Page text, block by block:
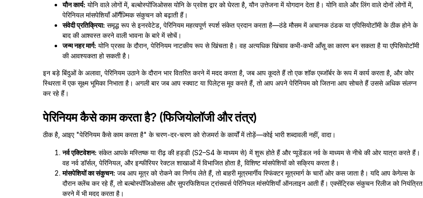
यौन कार्य: योनि वाले लोगों में, बल्बोस्पोंजिओसस योनि के प्रवेश द्वार को घेरता है, यौन उत्तेजना में योगदान देता है। योनि वाले और लिंग वाले दोनों लोगों में,
पेरिनियल मांसपेशियाँ ऑर्गैज़्मिक संकुचन को बढ़ाती हैं।
संवेदी प्रतिक्रिया: समृद्ध रूप से इनरवेटेड, पेरिनियम महत्वपूर्ण स्पर्श संकेत प्रदान करता है—ठंडे मौसम में अचानक ठंडक या एपिसियोटॉमी के ठीक होने के
बाद की आश्वस्त करने वाली भावना के बारे में सोचें।
जन्म नहर मार्ग: योनि प्रसव के दौरान, पेरिनियम नाटकीय रूप से खिंचता है। वह अत्यधिक खिंचाव कभी-कभी आँसू का कारण बन सकता है या एपिसियोटॉमी
की आवश्यकता हो सकती है।
इन बड़े बिंदुओं के अलावा, पेरिनियम उठाने के दौरान भार वितरित करने में मदद करता है, जब आप कूदते हैं तो एक शॉक एब्जॉर्बर के रूप में कार्य करता है, और कोर
स्थिरता में एक सूक्ष्म भूमिका निभाता है। अगली बार जब आप स्क्वाट या पिलेट्स मूव करते हैं, तो आप अपने पेरिनियम को जितना आप सोचते हैं उससे अधिक संलग्न
कर रहे हैं।
पेरिनियम कैसे काम करता है? (फिजियोलॉजी और तंत्र)
ठीक है, आइए "पेरिनियम कैसे काम करता है" के चरण-दर-चरण को रोजमर्रा के कार्यों में तोड़ें—कोई भारी शब्दावली नहीं, वादा।
नर्व एक्टिवेशन: संकेत आपके मस्तिष्क या रीढ़ की हड्डी (S2–S4 के माध्यम से) में शुरू होते हैं और प्यूडेंडल नर्व के माध्यम से नीचे की ओर यात्रा करते हैं।
वह नर्व डॉर्सल, पेरिनियल, और इन्फीरियर रेक्टल शाखाओं में विभाजित होता है, विशिष्ट मांसपेशियों को सक्रिय करता है।
मांसपेशियों का संकुचन: जब आप मूत्र को रोकने का निर्णय लेते हैं, तो बाहरी मूत्रमार्गीय स्फिंक्टर मूत्रमार्ग के चारों ओर कस जाता है। यदि आप केगेल्स के
दौरान क्लेंच कर रहे हैं, तो बल्बोस्पोंजिओसस और सुपरफिशियल ट्रांसवर्स पेरिनियल मांसपेशियाँ ऑनलाइन आती हैं। एक्सेंट्रिक संकुचन रिलीज को नियंत्रित
करने में भी मदद करता है।